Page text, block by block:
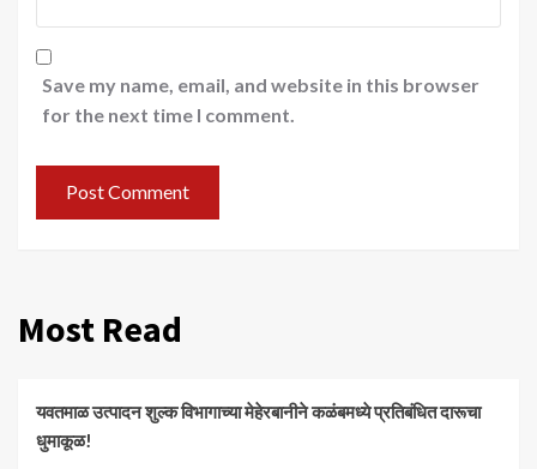
Save my name, email, and website in this browser
for the next time I comment.
Most Read
यवतमाळ उत्पादन शुल्क विभागाच्या मेहेरबानीने कळंबमध्ये प्रतिबंधित दारूचा
धुमाकूळ!